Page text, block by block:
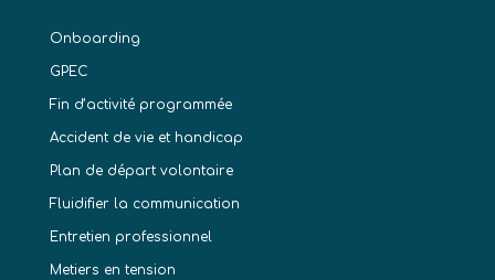
Onboarding
GPEC
Fin d’activité programmée
Accident de vie et handicap
Plan de départ volontaire
Fluidifier la communication
Entretien professionnel
Metiers en tension